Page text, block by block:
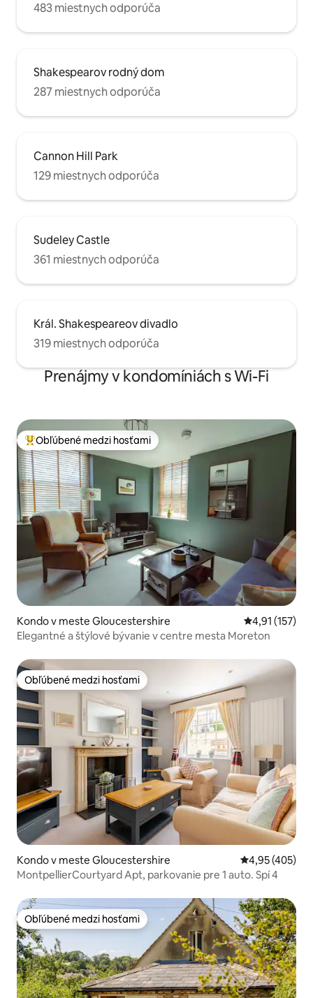
483 miestnych odporúča
Shakespearov rodný dom
287 miestnych odporúča
Cannon Hill Park
129 miestnych odporúča
Sudeley Castle
361 miestnych odporúča
Král. Shakespeareov divadlo
319 miestnych odporúča
Prenájmy v kondomíniách s Wi-Fi
Najobľúbenejšie medzi hosťami
Obľúbené medzi hosťami
Kondo v meste Gloucestershire Priemerné
4,91 (157)
Elegantné a štýlové bývanie v centre mesta Moreton
Obľúbené medzi hosťami
Obľúbené medzi hosťami
Kondo v meste Gloucestershire Priemerné
4,95 (405)
MontpellierCourtyard Apt, parkovanie pre 1 auto. Spí 4
Obľúbené medzi hosťami
Obľúbené medzi hosťami